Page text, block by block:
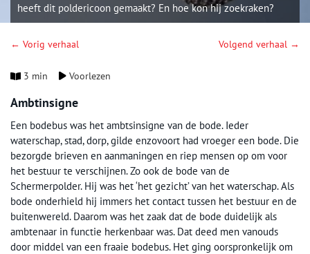
heeft dit poldericoon gemaakt? En hoe kon hij zoekraken?
← Vorig verhaal Volgend verhaal →
3 min Voorlezen
Ambtinsigne
Een bodebus was het ambtsinsigne van de bode. Ieder
waterschap, stad, dorp, gilde enzovoort had vroeger een bode. Die
bezorgde brieven en aanmaningen en riep mensen op om voor
het bestuur te verschijnen. Zo ook de bode van de
Schermerpolder. Hij was het ‘het gezicht’ van het waterschap. Als
bode onderhield hij immers het contact tussen het bestuur en de
buitenwereld. Daarom was het zaak dat de bode duidelijk als
ambtenaar in functie herkenbaar was. Dat deed men vanouds
door middel van een fraaie bodebus. Het ging oorspronkelijk om